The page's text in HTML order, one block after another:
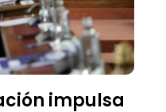
impulsa